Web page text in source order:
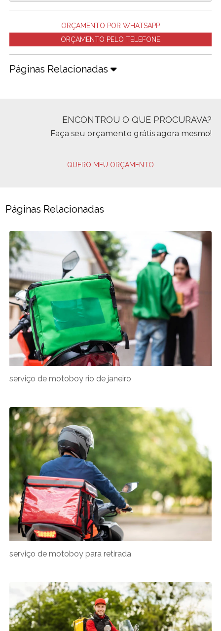
ORÇAMENTO POR WHATSAPP
ORÇAMENTO PELO TELEFONE
Páginas Relacionadas
ENCONTROU O QUE PROCURAVA?
Faça seu orçamento grátis agora mesmo!
QUERO MEU ORÇAMENTO
Páginas Relacionadas
serviço de motoboy rio de janeiro
serviço de motoboy para retirada